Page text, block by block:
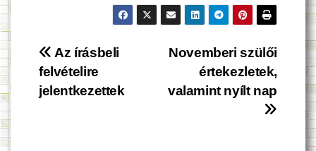
Bejegyzés
navigáció
Novemberi szülői
értekezletek,
valamint nyílt nap
Az írásbeli
felvételire
jelentkezettek